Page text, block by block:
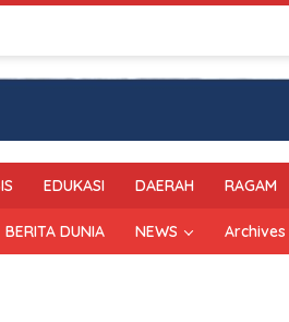
EDUKASI DAERAH RAGAM
BERITA DUNIA NEWS Archives